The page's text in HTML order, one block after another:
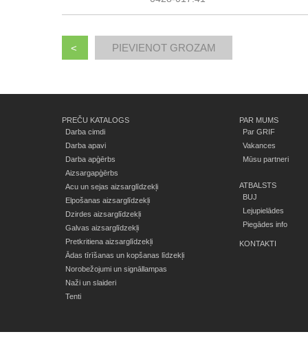
<
PREČU KATALOGS
Darba cimdi
Darba apavi
Darba apģērbs
Aizsargapģērbs
Acu un sejas aizsarglīdzekļi
Elpošanas aizsarglīdzekļi
Dzirdes aizsarglīdzekļi
Galvas aizsarglīdzekļi
Pretkritiena aizsarglīdzekļi
Ādas tīrīšanas un kopšanas līdzekļi
Norobežojumi un signāllampas
Naži un slaideri
Tenti
PAR MUMS
Par GRIF
Vakances
Mūsu partneri
ATBALSTS
BUJ
Lejupielādes
Piegādes info
KONTAKTI